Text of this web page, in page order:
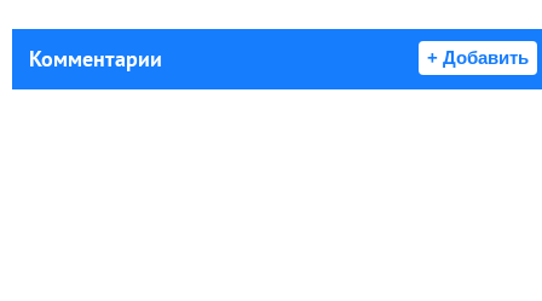
Комментарии + Добавить